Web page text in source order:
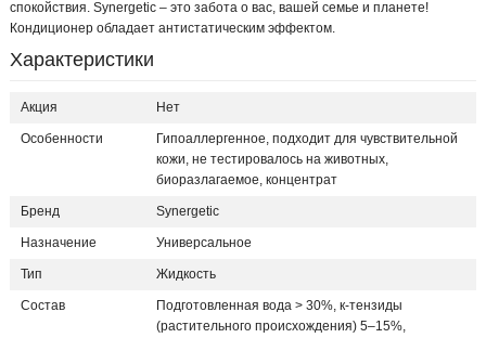
спокойствия. Synergetic – это забота о вас, вашей семье и планете!
Кондиционер обладает антистатическим эффектом.
Характеристики
Акция Нет
Особенности
Гипоаллергенное, подходит для чувствительной
кожи, не тестировалось на животных,
биоразлагаемое, концентрат
Бренд Synergetic
Назначение Универсальное
Тип Жидкость
Состав
Подготовленная вода > 30%, к-тензиды
(растительного происхождения) 5–15%,